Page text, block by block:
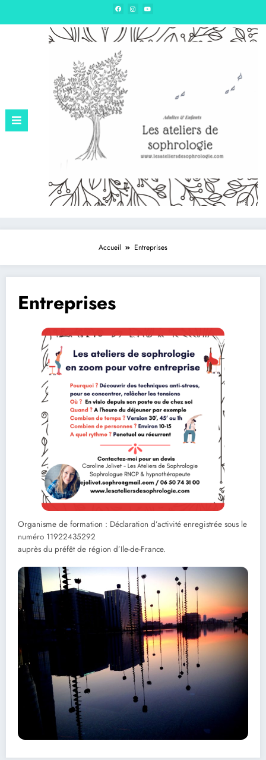
Accueil Entreprises
Entreprises
Organisme de formation : Déclaration d’activité enregistrée sous le
numéro 11922435292
auprès du préfêt de région d’Ile-de-France.